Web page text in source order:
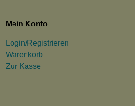
Mein Konto
Login/Registrieren
Warenkorb
Zur Kasse